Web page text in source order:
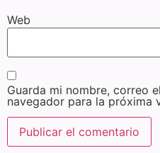
Web
Guarda mi nombre, correo
navegador para la próxima